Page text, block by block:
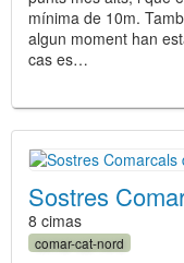
mínima de 10m.
algun moment han
cas es…
Sostres
8 cimas
comar-cat-nord